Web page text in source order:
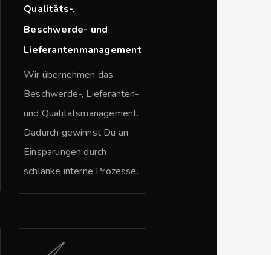
Qualitäts-,
Beschwerde- und
Lieferantenmanagement
Wir übernehmen das
Beschwerde-, Lieferanten-,
und Qualitätsmanagement.
Dadurch gewinnst Du an
Einsparungen durch
schlanke interne Prozesse.